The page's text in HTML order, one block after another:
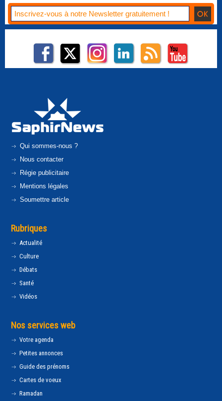
Qui sommes-nous ?
Nous contacter
Régie publicitaire
Mentions légales
Soumettre article
Rubriques
Actualité
Culture
Débats
Santé
Vidéos
Nos services web
Votre agenda
Petites annonces
Guide des prénoms
Cartes de voeux
Ramadan